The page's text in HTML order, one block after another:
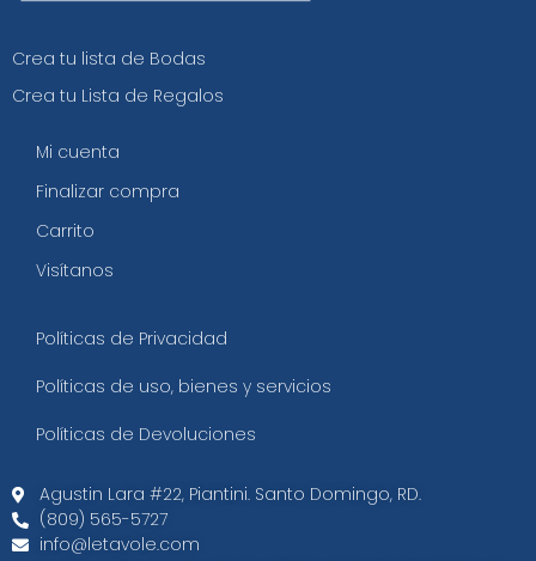
Crea tu lista de Bodas
Crea tu Lista de Regalos
Mi cuenta
Finalizar compra
Carrito
Visítanos
Políticas de Privacidad
Políticas de uso, bienes y servicios
Políticas de Devoluciones
Agustin Lara #22, Piantini. Santo Domingo, RD.
(809) 565-5727
info@letavole.com